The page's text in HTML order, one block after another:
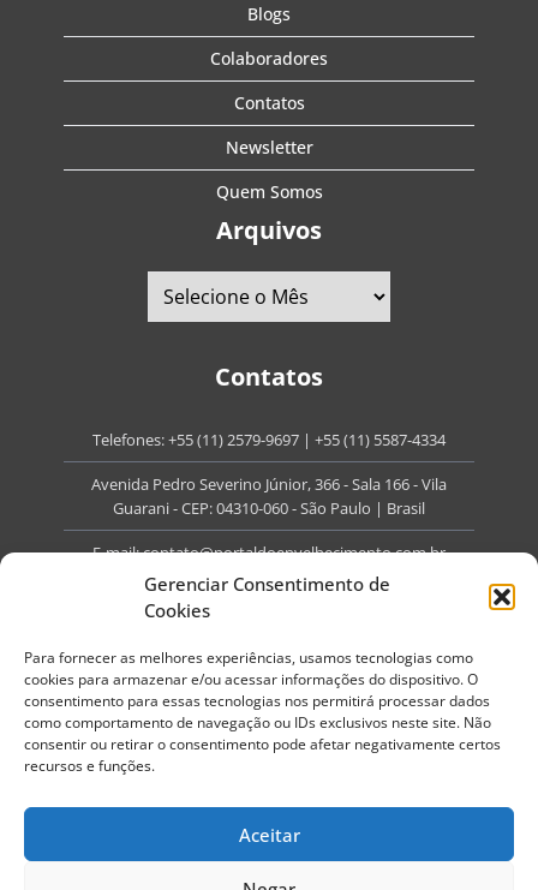
Gerenciar Consentimento de
Cookies
Para fornecer as melhores experiências, usamos tecnologias como
cookies para armazenar e/ou acessar informações do dispositivo. O
consentimento para essas tecnologias nos permitirá processar dados
como comportamento de navegação ou IDs exclusivos neste site. Não
consentir ou retirar o consentimento pode afetar negativamente certos
recursos e funções.
Aceitar
Blogs
Colaboradores
Contatos
Newsletter
Quem Somos
Arquivos
Contatos
Telefones:+55 (11) 2579-9697 | +55 (11) 5587-4334
Avenida Pedro Severino Júnior, 366 - Sala 166 - Vila
Guarani - CEP: 04310-060 - São Paulo | Brasil
E-mail:contato@portaldoenvelhecimento.com.br
Website:portaldoenvelhecimento.com.br
Todos os direitos reservados.